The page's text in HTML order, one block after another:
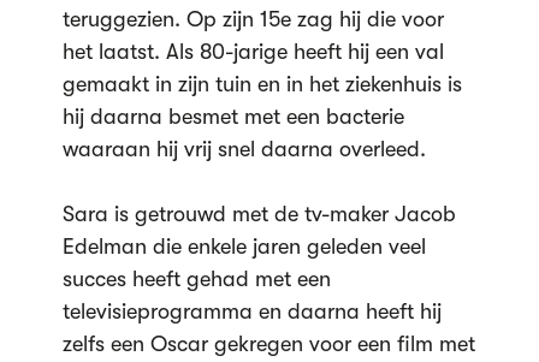
teruggezien. Op zijn 15e zag hij die voor
het laatst. Als 80-jarige heeft hij een val
gemaakt in zijn tuin en in het ziekenhuis is
hij daarna besmet met een bacterie
waaraan hij vrij snel daarna overleed.
Sara is getrouwd met de tv-maker Jacob
Edelman die enkele jaren geleden veel
succes heeft gehad met een
televisieprogramma en daarna heeft hij
zelfs een Oscar gekregen voor een film met